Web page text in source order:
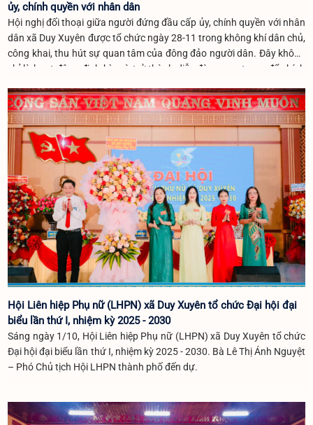
ủy, chính quyền với nhân dân
Hội nghị đối thoại giữa người đứng đầu cấp ủy, chính quyền với nhân
dân xã Duy Xuyên được tổ chức ngày 28-11 trong không khí dân chủ,
công khai, thu hút sự quan tâm của đông đảo người dân. Đây không
chỉ là hoạt động định kỳ mà trở thành diễn đàn quan trọng để chính
sau các đợt mưa lũ vừa qua.
Hội Liên hiệp Phụ nữ (LHPN) xã Duy Xuyên tổ chức Đại hội đại
biểu lần thứ I, nhiệm kỳ 2025 - 2030
Sáng ngày 1/10, Hội Liên hiệp Phụ nữ (LHPN) xã Duy Xuyên tổ chức
Đại hội đại biểu lần thứ I, nhiệm kỳ 2025 - 2030. Bà Lê Thị Ánh Nguyệt
– Phó Chủ tịch Hội LHPN thành phố đến dự.